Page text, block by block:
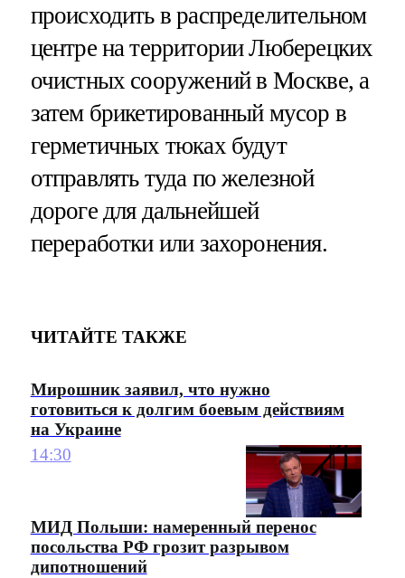
происходить в распределительном
центре на территории Люберецких
очистных сооружений в Москве, а
затем брикетированный мусор в
герметичных тюках будут
отправлять туда по железной
дороге для дальнейшей
переработки или захоронения.
ЧИТАЙТЕ ТАКЖЕ
Мирошник заявил, что нужно
готовиться к долгим боевым действиям
на Украине
14:30
МИД Польши: намеренный перенос
посольства РФ грозит разрывом
дипотношений